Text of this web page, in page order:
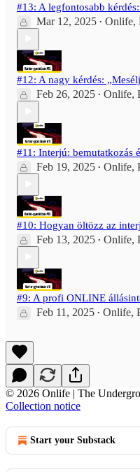
#13: A legfontosabb
Mar 12, 2025 • Onlife,
#12: A nagy kérdés:
Feb 26, 2025 • Onlife,
#11: Interjú: bemutatkozás
Feb 19, 2025 • Onlife,
#10: Hogyan öltözz az
Feb 13, 2025 • Onlife,
#9: A profi ONLINE
Feb 11, 2025 • Onlife,
© 2026 Onlife | The
Collection notice
Start your Substack